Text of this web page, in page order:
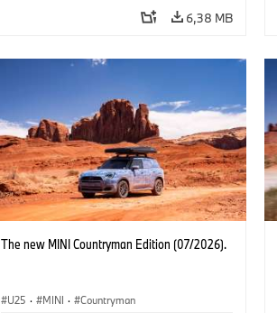
6,38 MB
The new MINI Countryman Edition (07/2026).
U25 · MINI · Countryman